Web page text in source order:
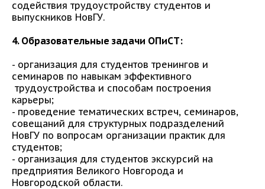
содействия трудоустройству студентов и
выпускников НовГУ.
4. Образовательные задачи ОПиСТ:
- организация для студентов тренингов и
семинаров по навыкам эффективного
трудоустройства и способам построения
карьеры;
- проведение тематических встреч, семинаров,
совещаний для структурных подразделений
НовГУ по вопросам организации практик для
студентов;
- организация для студентов экскурсий на
предприятия Великого Новгорода и
Новгородской области.